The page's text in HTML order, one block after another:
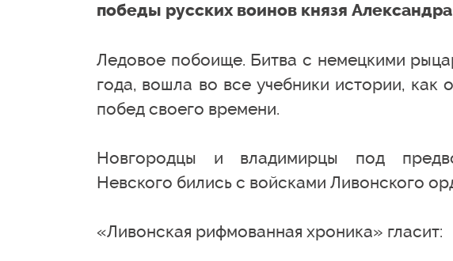
победы русских воинов князя
Ледовое побоище. Битва с немецкими
года, вошла во все учебники истории,
побед своего времени.
Новгородцы и владимирцы под
Невского бились с войсками Ливонского
«Ливонская рифмованная хроника» гласит: